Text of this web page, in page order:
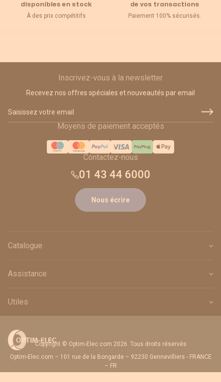
disponibles en stock
À des prix compétitifs
de vos transactions
Paiement 100% sécurisés.
Inscrivez-vous à la newsletter
Recevez nos offres spéciales et nouveautés par email
Moyens de paiement acceptés
Contactez-nous
01 43 44 6000
Nous écrire
Catalogue
Assistance
Utiles
Copyright © Optim-Elec.com 2026. Tous droits réservés
Optim-Elec.com – 101 rue de la Bongarde – 92230 Gennevilliers - FRANCE
– FR